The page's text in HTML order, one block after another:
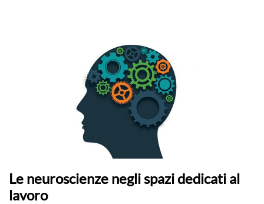
Le neuroscienze negli spazi dedicati al
lavoro